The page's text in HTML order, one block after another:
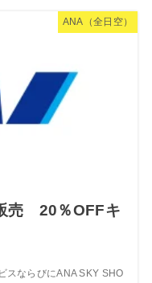
ANA（全日空）
売 20％OFFキ
スならびにANA SKY SHO